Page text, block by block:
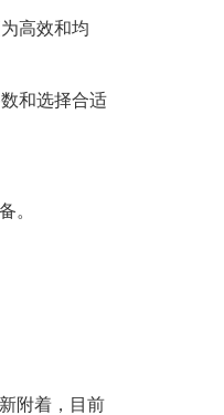
高效和均
和选择合适
。
附着，目前